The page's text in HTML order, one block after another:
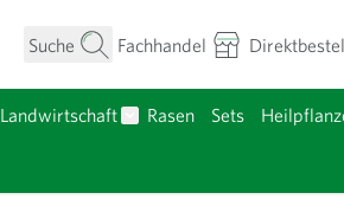
Suche
Fachhandel
Landwirtschaft
Rasen Sets